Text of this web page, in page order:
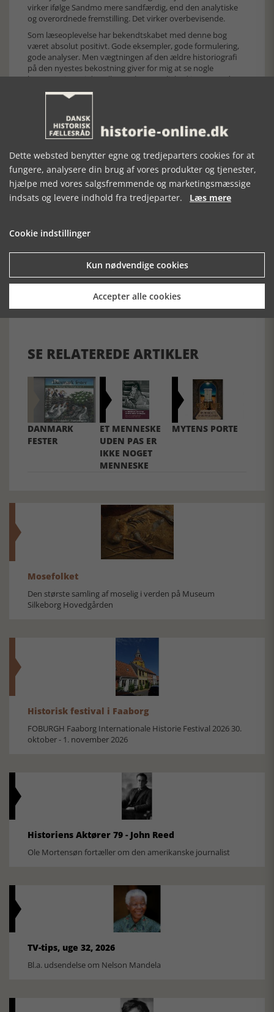
virker ifølge Sandmo mere sandfærdig, end den analytiske
og overordnede fremstilling. Det virker overbevisende.
Som læseoplevelse har bekendtskabet med denne bog
været absolut positivt. Gode eksempler, gode formulering,
gode analyser. Men vægtningen af den ældre historiografi
på den nyestes bekostning giver for mig at se nogle
begrænsninger i den ellers oplagte mulighed i at anvende
bogen som undervisningsbog. Fx bliver læseren oplyst om
en lidt ældre version af verdenshistorie, og om nyere forsøg
men får intet af vide om tidens transnationale og globale
historie, som for mig at se er det vigtigste felt for fornyelse
afholde nogen fra at læse bogen, der indeholder megen
videnskabsteoretisk indsigt og formidlingsevne.
...
Siden er rettet 29-04-2015
Forrige artikel
SE RELATEREDE ARTIKLER
DANMARK
FESTER
ET MENNESKE
UDEN PAS ER
IKKE NOGET
MENNESKE
MYTENS PORTE
Mosefolket
Den største samling af moselig i verden på Museum
Silkeborg Hovedgården
Historisk festival i Faaborg
FOBURGH Faaborg Internationale Historie Festival 2026 30.
oktober - 1. november 2026
Historiens Aktører 79 - John Reed
Ole Mortensøn fortæller om den amerikanske journalist
TV-tips, uge 32, 2026
Bl.a. udsendelse om Nelson Mandela
Dette websted benytter egne og tredjeparters cookies for at
fungere, analysere din brug af vores produkter og tjenester,
hjælpe med vores salgsfremmende og marketingsmæssige
indsats og levere indhold fra tredjeparter. Læs mere
Cookie indstillinger
Kun nødvendige cookies
Accepter alle cookies